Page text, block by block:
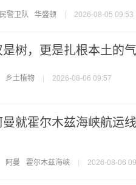
警卫队 华盛顿 2026-08-05 09:53
树，更是扎根本土的
乡土植物 2026-08-06 09:57
就霍尔木兹海峡航运
阿曼 霍尔木兹海峡 2026-08-06